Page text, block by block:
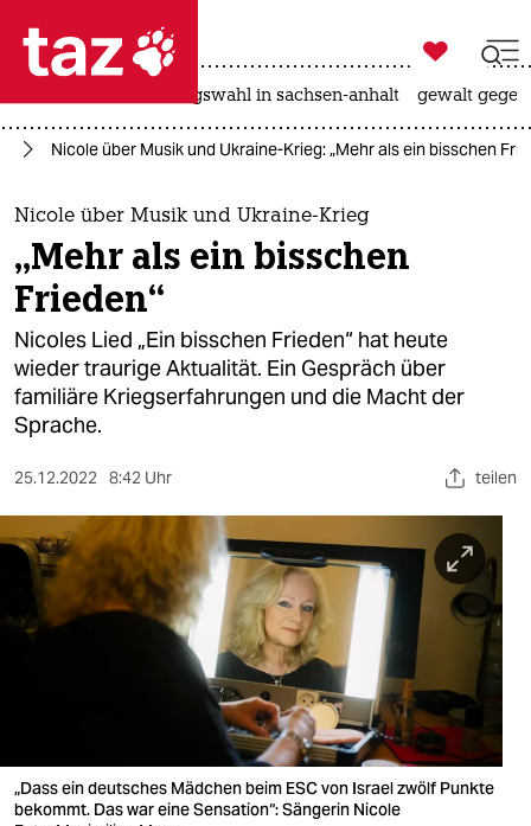
 taz zahl ich
taz zahl ich
themen
politik
öko
gesellschaft
kultur
sport
berlin
nord
wahrheit
veranstaltungen

taz zahl ich
landtagswahl in sachsen-anhalt gewalt
Nicole über Musik und Ukraine-Krieg: „Mehr als ein bisschen
Nicole über Musik und Ukraine-Krieg
„Mehr als ein bisschen
Frieden“
Nicoles Lied „Ein bisschen Frieden“ hat heute
wieder traurige Aktualität. Ein Gespräch über
familiäre Kriegserfahrungen und die Macht der
Sprache.
25.12.2022 8:42 Uhr teilen
„Dass ein deutsches Mädchen beim ESC von Israel zwölf Punkte
bekommt. Das war eine Sensation“: Sängerin Nicole